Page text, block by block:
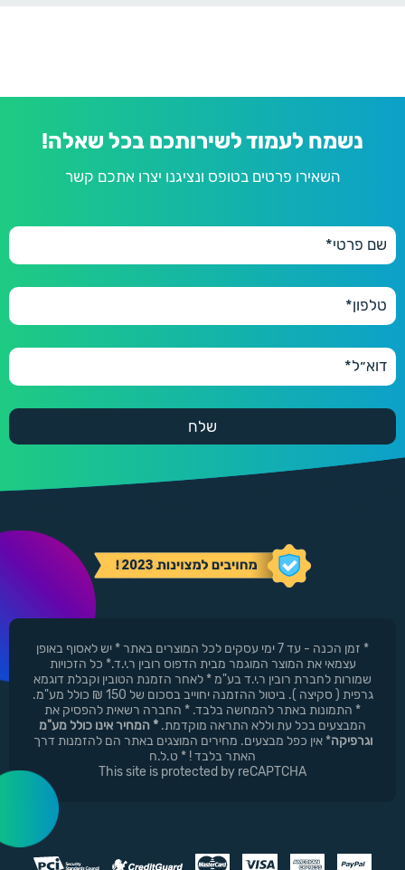
נשמח לעמוד לשירותכם בכל שאלה!
השאירו פרטים בטופס ונציגנו יצרו אתכם קשר
* זמן הכנה - עד 7 ימי עסקים לכל המוצרים באתר * יש לאסוף באופן
עצמאי את המוצר המוגמר מבית הדפוס רובין ר.י.ד.* כל הזכויות
שמורות לחברת רובין ר.י.ד בע"מ * לאחר הזמנת הטובין וקבלת דוגמא
גרפית ( סקיצה ). ביטול ההזמנה יחוייב בסכום של 150 ₪ כולל מע"מ.
* התמונות באתר להמחשה בלבד. * החברה רשאית להפסיק את
המבצעים בכל עת וללא התראה מוקדמת. * המחיר אינו כולל מע"מ
וגרפיקה* אין כפל מבצעים. מחירים המוצגים באתר הם להזמנות דרך
האתר בלבד ! * ט.ל.ח
This site is protected by reCAPTCHA